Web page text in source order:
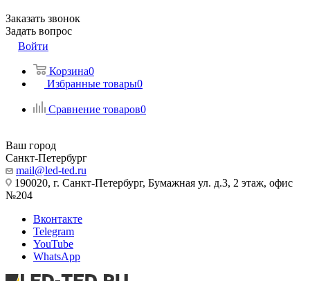
Заказать звонок
Задать вопрос
Войти
Корзина0
Избранные товары0
Сравнение товаров0
Ваш город
Санкт-Петербург
mail@led-ted.ru
190020, г. Санкт-Петербург, Бумажная ул. д.3, 2 этаж, офис
№204
Вконтакте
Telegram
YouTube
WhatsApp